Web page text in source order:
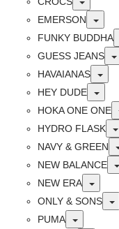
EMERSON
FUNKY BUDDHA
GUESS JEANS
HAVAIANAS
HEY DUDE
HOKA ONE ONE
HYDRO FLASK
NAVY & GREEN
NEW BALANCE
NEW ERA
Toggle
ONLY & SONS
PUMA
Toggle